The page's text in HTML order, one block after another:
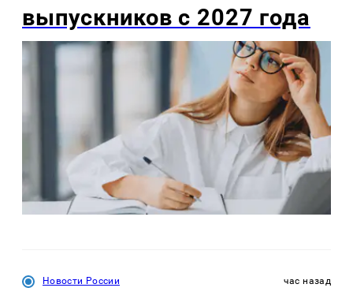
выпускников с 2027 года
Новости России час назад